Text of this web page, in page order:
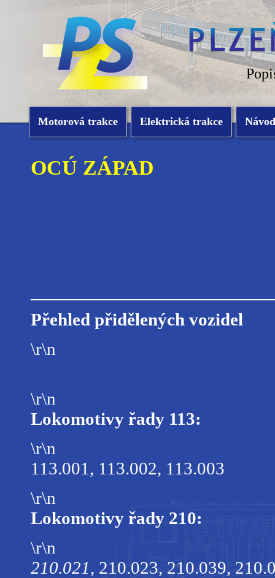
Motorová trakce Elektrická trakce
OCÚ ZÁPAD
Přehled přidělených vozidel
\r\n
\r\n
Lokomotivy řady 113:
\r\n
113.001, 113.002, 113.003
\r\n
Lokomotivy řady 210:
\r\n
210.021, 210.023, 210.039,